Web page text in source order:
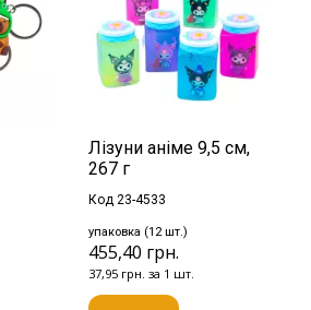
Лізуни аніме 9,5 см,
267 г
Код 23-4533
упаковка (12 шт.)
455,40 грн.
37,95 грн. за 1 шт.